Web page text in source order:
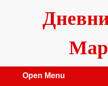
Open Menu